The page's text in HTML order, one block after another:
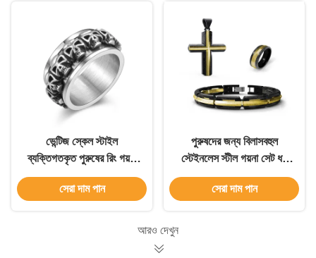
ভেন্টিজ স্কেল স্টাইল
ব্যক্তিগতকৃত পুরুষের রিং গয়না
পুরুষ কালো Agate পাথর রিং
সেরা দাম পান
পুরুষদের জন্য বিলাসবহুল
স্টেইনলেস স্টীল গয়না সেট ধর্ম
ক্রস নেকলেস ব্রেসলেট রিং সেট
সেরা দাম পান
আরও দেখুন